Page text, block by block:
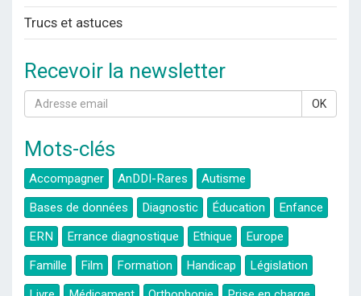
Trucs et astuces
Recevoir la newsletter
OK
Mots-clés
Accompagner AnDDI-Rares
Autisme
Bases de données
Diagnostic Éducation
Enfance
ERN
Errance diagnostique Ethique
Europe
Famille
Film Formation Handicap
Législation